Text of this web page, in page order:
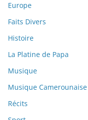
Europe
Faits Divers
Histoire
La Platine de Papa
Musique
Musique Camerounaise
Récits